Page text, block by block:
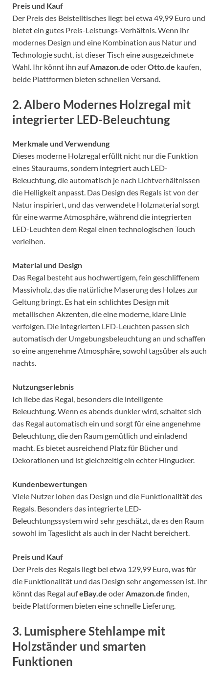
Preis und Kauf
Der Preis des Beistelltisches liegt bei etwa 49,99 Euro und
bietet ein gutes Preis-Leistungs-Verhältnis. Wenn ihr
modernes Design und eine Kombination aus Natur und
Technologie sucht, ist dieser Tisch eine ausgezeichnete
Wahl. Ihr könnt ihn aufAmazon.de oderOtto.de kaufen,
beide Plattformen bieten schnellen Versand.
2. Albero Modernes Holzregal mit
integrierter LED-Beleuchtung
Merkmale und Verwendung
Dieses moderne Holzregal erfüllt nicht nur die Funktion
eines Stauraums, sondern integriert auch LED-
Beleuchtung, die automatisch je nach Lichtverhältnissen
die Helligkeit anpasst. Das Design des Regals ist von der
Natur inspiriert, und das verwendete Holzmaterial sorgt
für eine warme Atmosphäre, während die integrierten
LED-Leuchten dem Regal einen technologischen Touch
verleihen.
Material und Design
Das Regal besteht aus hochwertigem, fein geschliffenem
Massivholz, das die natürliche Maserung des Holzes zur
Geltung bringt. Es hat ein schlichtes Design mit
metallischen Akzenten, die eine moderne, klare Linie
verfolgen. Die integrierten LED-Leuchten passen sich
automatisch der Umgebungsbeleuchtung an und schaffen
so eine angenehme Atmosphäre, sowohl tagsüber als auch
nachts.
Nutzungserlebnis
Ich liebe das Regal, besonders die intelligente
Beleuchtung. Wenn es abends dunkler wird, schaltet sich
das Regal automatisch ein und sorgt für eine angenehme
Beleuchtung, die den Raum gemütlich und einladend
macht. Es bietet ausreichend Platz für Bücher und
Dekorationen und ist gleichzeitig ein echter Hingucker.
Kundenbewertungen
Viele Nutzer loben das Design und die Funktionalität des
Regals. Besonders das integrierte LED-
Beleuchtungssystem wird sehr geschätzt, da es den Raum
sowohl im Tageslicht als auch in der Nacht bereichert.
Preis und Kauf
Der Preis des Regals liegt bei etwa 129,99 Euro, was für
die Funktionalität und das Design sehr angemessen ist. Ihr
könnt das Regal aufeBay.de oderAmazon.de finden,
beide Plattformen bieten eine schnelle Lieferung.
3. Lumisphere Stehlampe mit
Holzständer und smarten
Funktionen